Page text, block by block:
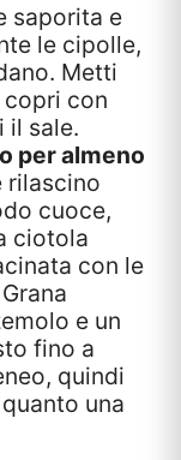
saporita e
le cipolle,
Metti
con
il sale.
per almeno
rilascino
cuoce,
ciotola
con le
e un
fino a
quindi
una